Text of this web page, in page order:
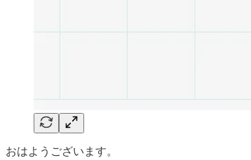
おはようございます。